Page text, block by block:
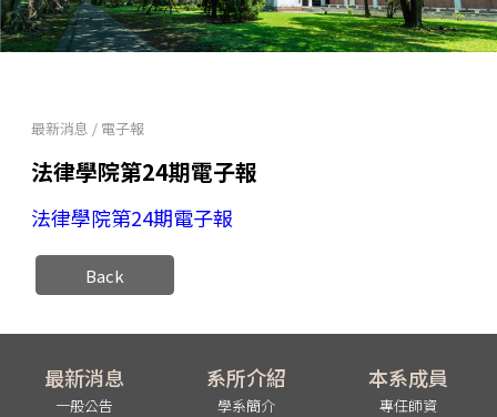
最新消息 / 電子報
法律學院第24期電子報
法律學院第24期電子報
Back
最新消息
一般公告
系所介紹
學系簡介
本系成員
專任師資